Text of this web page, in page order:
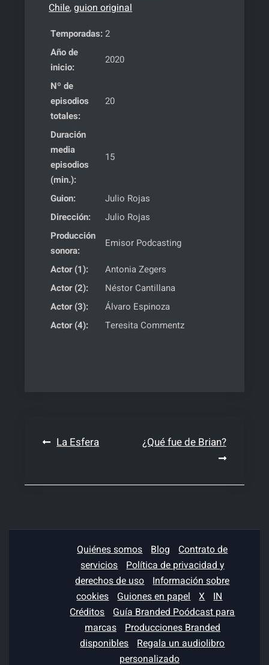
Chile,guion original
Temporadas: 2
Año de
inicio:
2020
Nº de
episodios
totales:
20
Duración
media
episodios
(min.):
15
Guion:
Julio Rojas
Dirección:
Julio Rojas
Producción
sonora:
Emisor Podcasting
Actor (1):
Antonia Zegers
Actor (2):
Néstor Cantillana
Actor (3):
Álvaro Espinoza
Actor (4):
Teresita Commentz
Navegación
entradas
La Esfera ¿Qué fue de Brian?
Quiénes somos Blog
Contrato de
servicios
Política de privacidad y
derechos de uso
Información sobre
cookies
Guiones en papel X
IN
Créditos
Guía Branded Poódcast para
marcas
Producciones Branded
disponibles
Regala un audiolibro
personalizado